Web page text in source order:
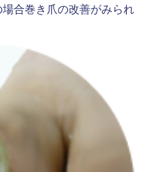
合巻き爪の改善がみられ